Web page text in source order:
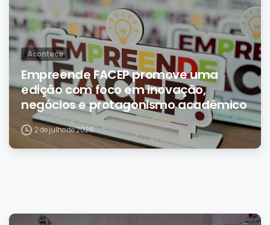
Acontece
Empreende FACEP promove uma
edição com foco em inovação,
negócios e protagonismo acadêmico
2 de julho de 2026